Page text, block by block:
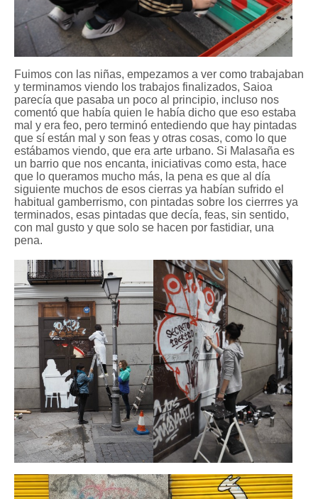
Fuimos con las niñas, empezamos a ver como trabajaban
y terminamos viendo los trabajos finalizados, Saioa
parecía que pasaba un poco al principio, incluso nos
comentó que había quien le había dicho que eso estaba
mal y era feo, pero terminó entediendo que hay pintadas
que sí están mal y son feas y otras cosas, como lo que
estábamos viendo, que era arte urbano. Si Malasaña es
un barrio que nos encanta, iniciativas como esta, hace
que lo queramos mucho más, la pena es que al día
siguiente muchos de esos cierras ya habían sufrido el
habitual gamberrismo, con pintadas sobre los cierrres ya
terminados, esas pintadas que decía, feas, sin sentido,
con mal gusto y que solo se hacen por fastidiar, una
pena.